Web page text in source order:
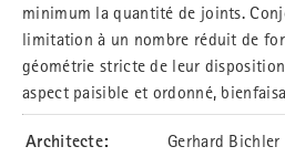
minimum la quantité de joints.
limitation à un nombre réduit de
géométrie stricte de leur
aspect paisible et ordonné,
Architecte: Gerhard Bichler